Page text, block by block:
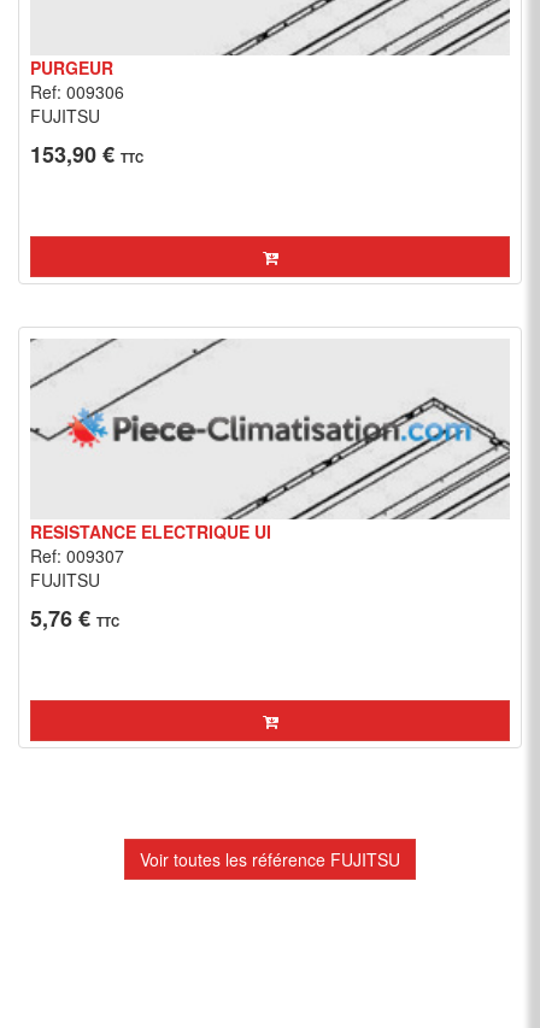
PURGEUR
Ref: 009306
FUJITSU
153,90 € TTC
RESISTANCE ELECTRIQUE UI
Ref: 009307
FUJITSU
5,76 € TTC
Voir toutes les référence FUJITSU